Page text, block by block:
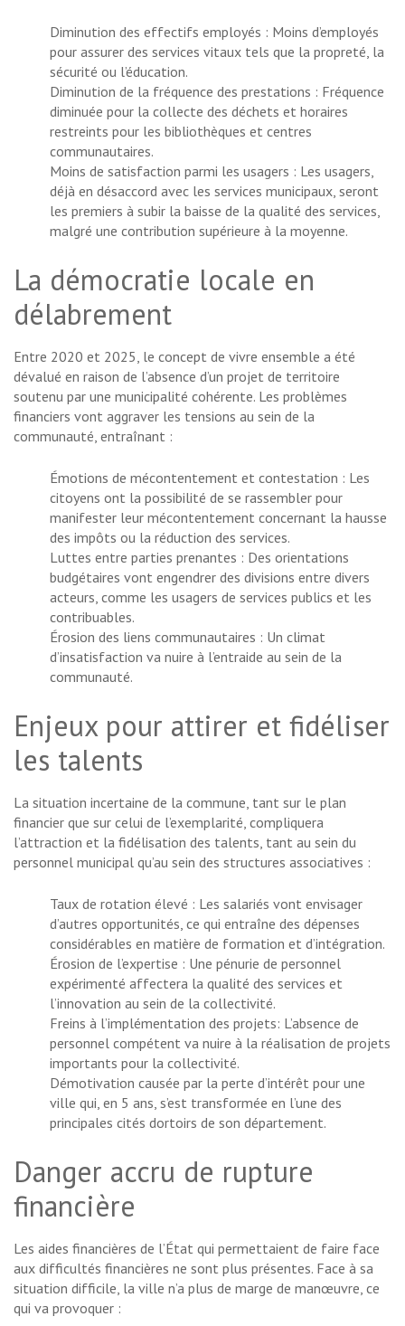
Diminution des effectifs employés : Moins d’employés
pour assurer des services vitaux tels que la propreté, la
sécurité ou l’éducation.
Diminution de la fréquence des prestations : Fréquence
diminuée pour la collecte des déchets et horaires
restreints pour les bibliothèques et centres
communautaires.
Moins de satisfaction parmi les usagers : Les usagers,
déjà en désaccord avec les services municipaux, seront
les premiers à subir la baisse de la qualité des services,
malgré une contribution supérieure à la moyenne.
La démocratie locale en
délabrement
Entre 2020 et 2025, le concept de vivre ensemble a été
dévalué en raison de l’absence d’un projet de territoire
soutenu par une municipalité cohérente. Les problèmes
financiers vont aggraver les tensions au sein de la
communauté, entraînant :
Émotions de mécontentement et contestation : Les
citoyens ont la possibilité de se rassembler pour
manifester leur mécontentement concernant la hausse
des impôts ou la réduction des services.
Luttes entre parties prenantes : Des orientations
budgétaires vont engendrer des divisions entre divers
acteurs, comme les usagers de services publics et les
contribuables.
Érosion des liens communautaires : Un climat
d’insatisfaction va nuire à l’entraide au sein de la
communauté.
Enjeux pour attirer et fidéliser
les talents
La situation incertaine de la commune, tant sur le plan
financier que sur celui de l’exemplarité, compliquera
l’attraction et la fidélisation des talents, tant au sein du
personnel municipal qu’au sein des structures associatives :
Taux de rotation élevé : Les salariés vont envisager
d’autres opportunités, ce qui entraîne des dépenses
considérables en matière de formation et d’intégration.
Érosion de l’expertise : Une pénurie de personnel
expérimenté affectera la qualité des services et
l’innovation au sein de la collectivité.
Freins à l’implémentation des projets: L’absence de
personnel compétent va nuire à la réalisation de projets
importants pour la collectivité.
Démotivation causée par la perte d’intérêt pour une
ville qui, en 5 ans, s’est transformée en l’une des
principales cités dortoirs de son département.
Danger accru de rupture
financière
Les aides financières de l’État qui permettaient de faire face
aux difficultés financières ne sont plus présentes. Face à sa
situation difficile, la ville n’a plus de marge de manœuvre, ce
qui va provoquer :